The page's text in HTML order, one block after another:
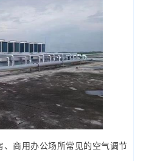
、商用办公场所常见的空气调节